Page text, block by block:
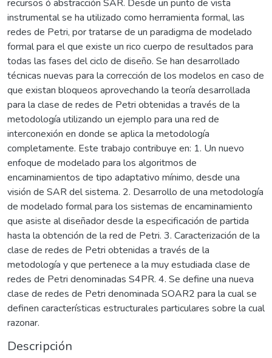
recursos ó abstracción SAR. Desde un punto de vista
instrumental se ha utilizado como herramienta formal, las
redes de Petri, por tratarse de un paradigma de modelado
formal para el que existe un rico cuerpo de resultados para
todas las fases del ciclo de diseño. Se han desarrollado
técnicas nuevas para la corrección de los modelos en caso de
que existan bloqueos aprovechando la teoría desarrollada
para la clase de redes de Petri obtenidas a través de la
metodología utilizando un ejemplo para una red de
interconexión en donde se aplica la metodología
completamente. Este trabajo contribuye en: 1. Un nuevo
enfoque de modelado para los algoritmos de
encaminamientos de tipo adaptativo mínimo, desde una
visión de SAR del sistema. 2. Desarrollo de una metodología
de modelado formal para los sistemas de encaminamiento
que asiste al diseñador desde la especificación de partida
hasta la obtención de la red de Petri. 3. Caracterización de la
clase de redes de Petri obtenidas a través de la
metodología y que pertenece a la muy estudiada clase de
redes de Petri denominadas S4PR. 4. Se define una nueva
clase de redes de Petri denominada SOAR2 para la cual se
definen características estructurales particulares sobre la cual
razonar.
Descripción